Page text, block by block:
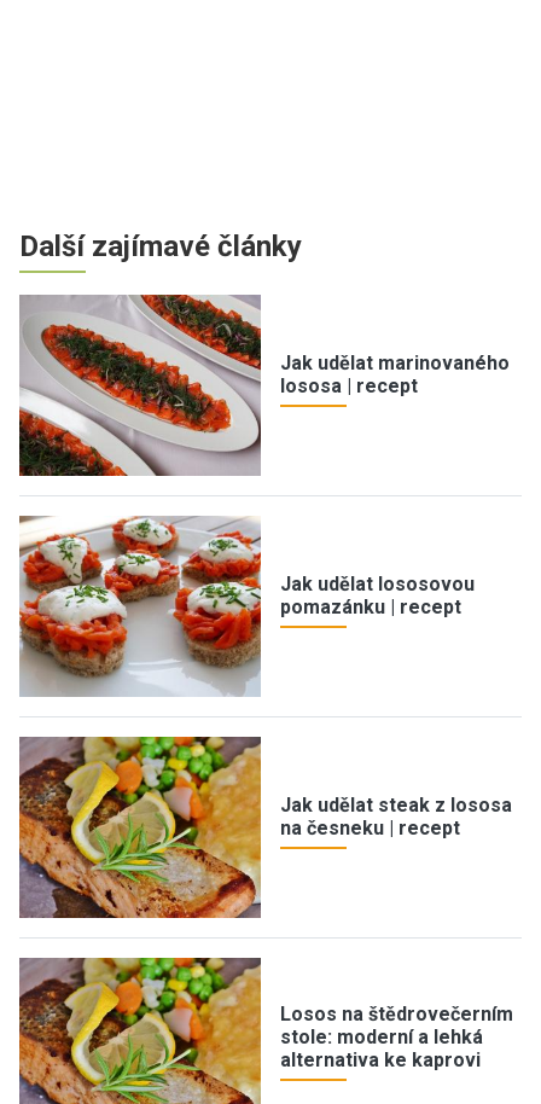
Další zajímavé články
Jak udělat marinovaného
lososa | recept
Jak udělat lososovou
pomazánku | recept
Jak udělat steak z lososa
na česneku | recept
Losos na štědrovečerním
stole: moderní a lehká
alternativa ke kaprovi